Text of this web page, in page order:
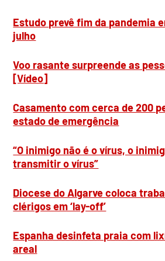
Estudo prevê fim da pandemia
julho
Voo rasante surpreende as
[Vídeo]
Casamento com cerca de 200
estado de emergência
“O inimigo não é o vírus, o
transmitir o vírus”
Diocese do Algarve coloca
clérigos em ‘lay-off’
Espanha desinfeta praia com
areal